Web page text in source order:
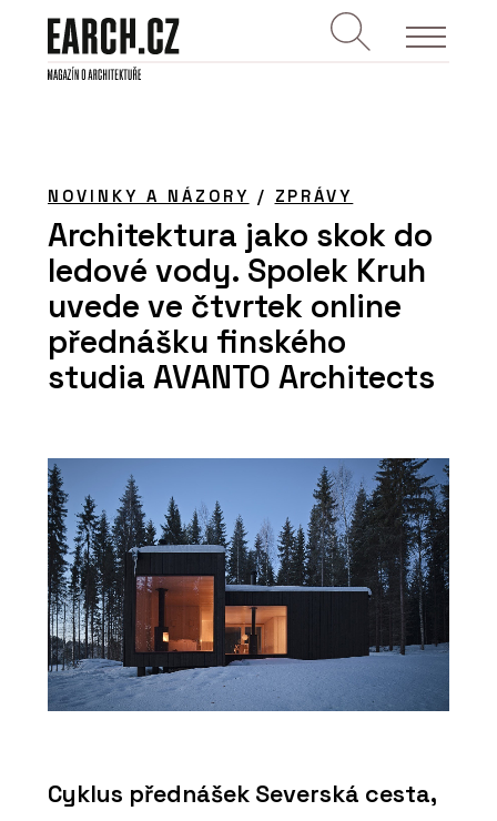
NOVINKY A NÁZORY / ZPRÁVY
Architektura jako skok do
ledové vody. Spolek Kruh
uvede ve čtvrtek online
přednášku finského
studia AVANTO Architects
Cyklus přednášek Severská cesta,